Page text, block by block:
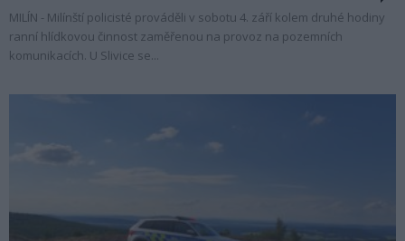
MILÍN - Milínští policisté prováděli v sobotu 4. září kolem druhé hodiny
ranní hlídkovou činnost zaměřenou na provoz na pozemních
komunikacích. U Slivice se...